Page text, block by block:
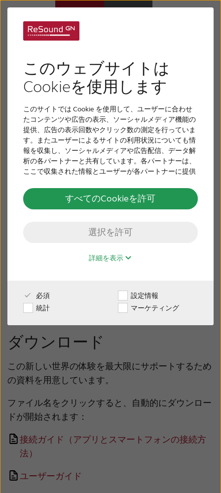
このウェブサイトは
Cookieを使用します
このサイトでは Cookie を使用して、ユーザーに合わせ
たコンテンツや広告の表示、ソーシャルメディア機能の
提供、広告の表示回数やクリック数の測定を行っていま
す。またユーザーによるサイトの利用状況についても情
報を収集し、ソーシャルメディアや広告配信、データ解
析の各パートナーと共有しています。各パートナーは、
ここで収集された情報とユーザーが各パートナーに提供
用したときに収集した他の情報を組み合わせて使用する
ことがあります。
選択を許可
すべてのCookieを許可
詳細を表示
必須
設定情報
統計
マーケティング
難聴について
リサウンドについて
サポート
採用情報
お問い合わせ
Australia Brasil
China
Deutschland España
France
International Italia
Latinoamérica Netherlands
リサウンド・スマー
トアプリのサポート
サウンド・スマートアプリを使用して、自分の好み
簡単に、こっそりと、 携帯電話を操作しているかの
ように。
ダウンロード
この新しい世界の体験を最大限にサポートするため
の資料を用意しています。
ファイル名をクリックすると、自動的にダウンロー
ドが開始されます：
接続ガイド（アプリとスマートフォンの接続方
法）
ユーザーガイド